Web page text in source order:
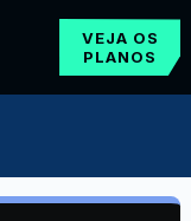
VEJA OS
PLANOS